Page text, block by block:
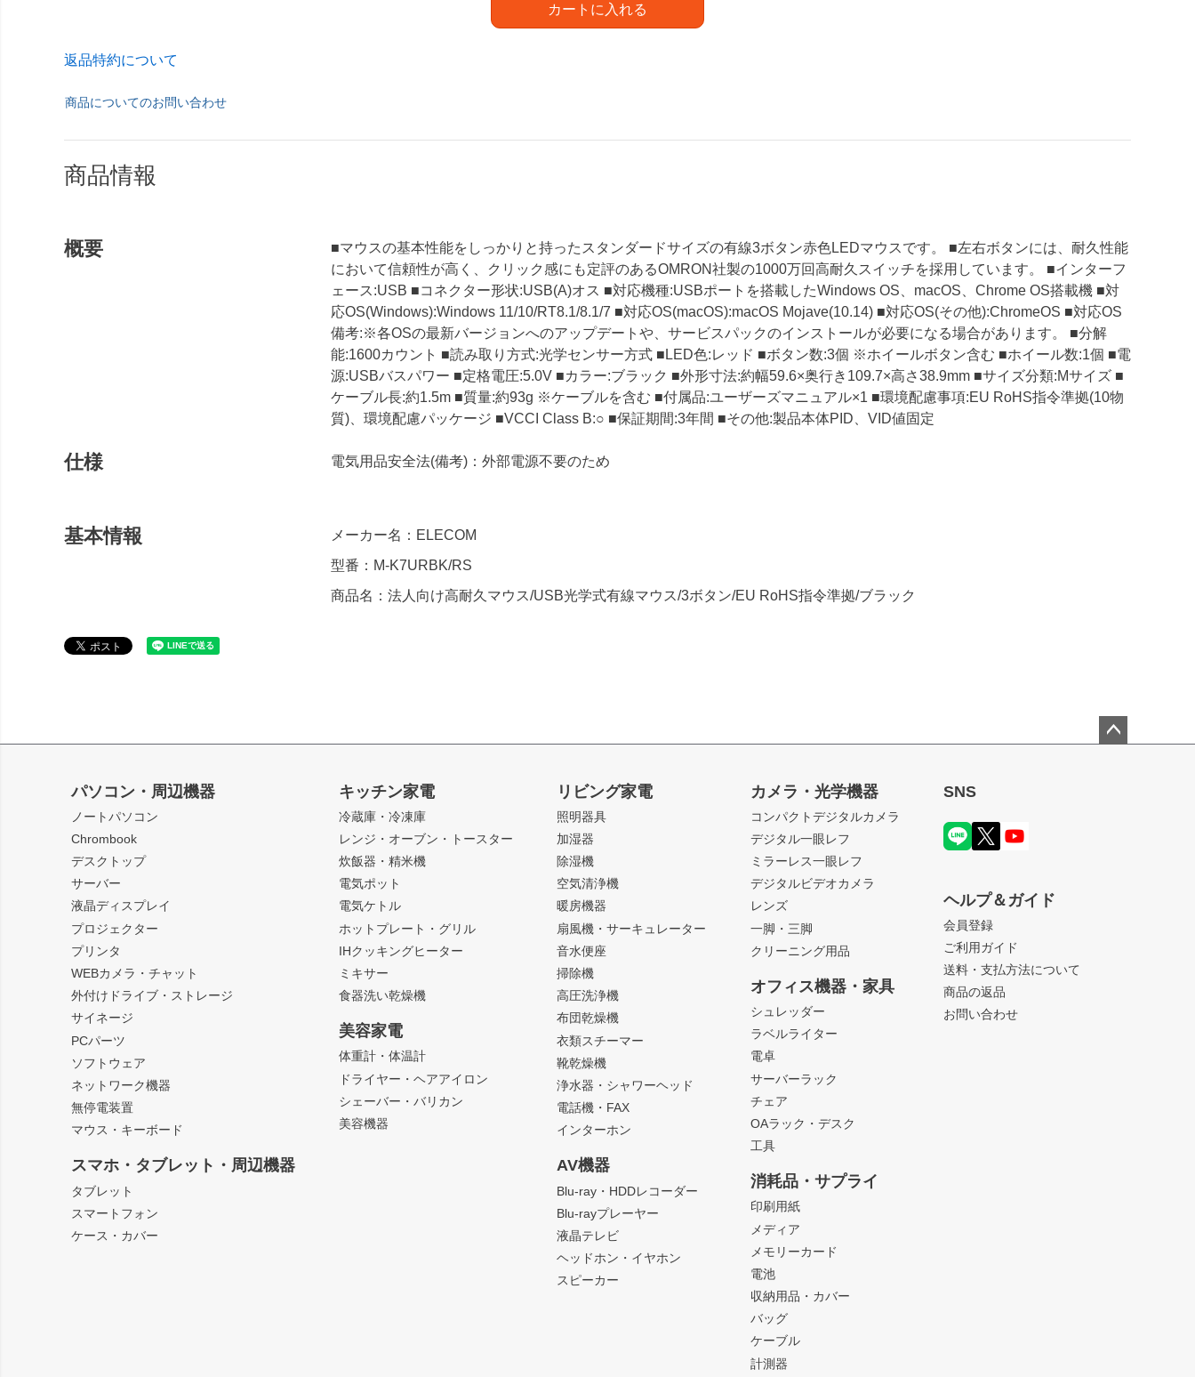
カートに入れる
返品特約について
商品についてのお問い合わせ
商品情報
概要
■マウスの基本性能をしっかりと持ったスタンダードサイズの有線3ボタン赤色LEDマウスです。 ■左右ボタンには、耐久性能
において信頼性が高く、クリック感にも定評のあるOMRON社製の1000万回高耐久スイッチを採用しています。 ■インターフ
ェース:USB ■コネクター形状:USB(A)オス ■対応機種:USBポートを搭載したWindows OS、macOS、Chrome OS搭載機 ■対
応OS(Windows):Windows 11/10/RT8.1/8.1/7 ■対応OS(macOS):macOS Mojave(10.14) ■対応OS(その他):ChromeOS ■対応OS
備考:※各OSの最新バージョンへのアップデートや、サービスパックのインストールが必要になる場合があります。 ■分解
能:1600カウント ■読み取り方式:光学センサー方式 ■LED色:レッド ■ボタン数:3個 ※ホイールボタン含む ■ホイール数:1個 ■電
源:USBバスパワー ■定格電圧:5.0V ■カラー:ブラック ■外形寸法:約幅59.6×奥行き109.7×高さ38.9mm ■サイズ分類:Mサイズ ■
ケーブル長:約1.5m ■質量:約93g ※ケーブルを含む ■付属品:ユーザーズマニュアル×1 ■環境配慮事項:EU RoHS指令準拠(10物
質)、環境配慮パッケージ ■VCCI Class B:○ ■保証期間:3年間 ■その他:製品本体PID、VID値固定
仕様 電気用品安全法(備考)：外部電源不要のため
基本情報
メーカー名：ELECOM
型番：M-K7URBK/RS
商品名：法人向け高耐久マウス/USB光学式有線マウス/3ボタン/EU RoHS指令準拠/ブラック
パソコン・周辺機器
ノートパソコン
Chrombook
デスクトップ
サーバー
液晶ディスプレイ
プロジェクター
プリンタ
WEBカメラ・チャット
外付けドライブ・ストレージ
サイネージ
PCパーツ
ソフトウェア
ネットワーク機器
無停電装置
マウス・キーボード
スマホ・タブレット・周辺機器
タブレット
スマートフォン
ケース・カバー
キッチン家電
冷蔵庫・冷凍庫
レンジ・オーブン・トースター
炊飯器・精米機
電気ポット
電気ケトル
ホットプレート・グリル
IHクッキングヒーター
ミキサー
食器洗い乾燥機
美容家電
体重計・体温計
ドライヤー・ヘアアイロン
シェーバー・バリカン
美容機器
リビング家電
照明器具
加湿器
除湿機
空気清浄機
暖房機器
扇風機・サーキュレーター
音水便座
掃除機
高圧洗浄機
布団乾燥機
衣類スチーマー
靴乾燥機
浄水器・シャワーヘッド
電話機・FAX
インターホン
AV機器
Blu-ray・HDDレコーダー
Blu-rayプレーヤー
液晶テレビ
ヘッドホン・イヤホン
スピーカー
カメラ・光学機器
コンパクトデジタルカメラ
デジタル一眼レフ
ミラーレス一眼レフ
デジタルビデオカメラ
レンズ
一脚・三脚
クリーニング用品
オフィス機器・家具
シュレッダー
ラベルライター
電卓
サーバーラック
チェア
OAラック・デスク
工具
消耗品・サプライ
印刷用紙
メディア
メモリーカード
電池
収納用品・カバー
バッグ
ケーブル
計測器
SNS
ヘルプ＆ガイド
会員登録
ご利用ガイド
送料・支払方法について
商品の返品
お問い合わせ